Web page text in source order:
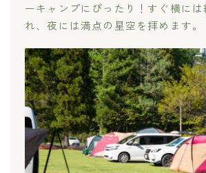
ーキャンプにぴったり！すぐ横に
れ、夜には満点の星空を拝めます。